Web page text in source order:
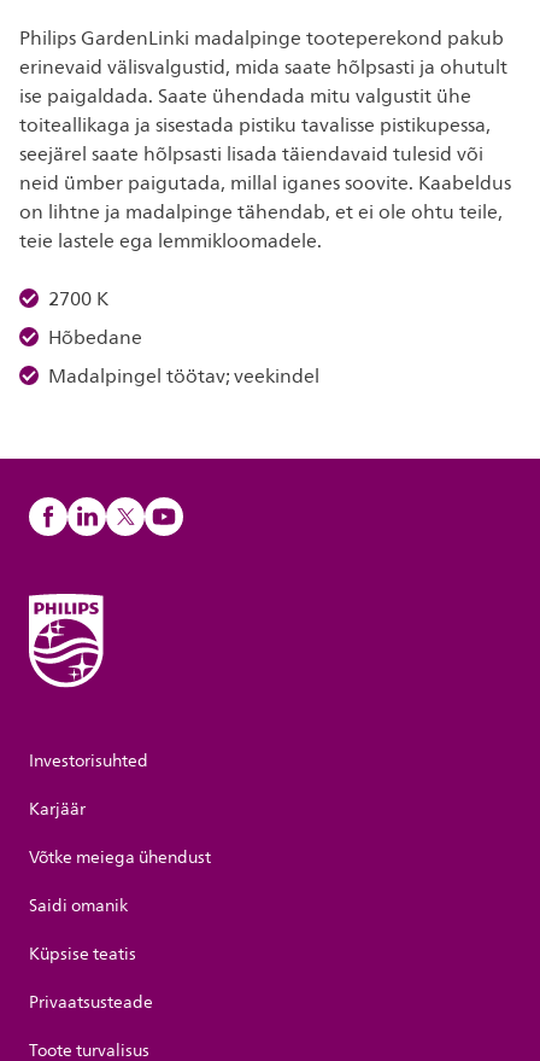
Philips GardenLinki madalpinge tooteperekond pakub
erinevaid välisvalgustid, mida saate hõlpsasti ja ohutult
ise paigaldada. Saate ühendada mitu valgustit ühe
toiteallikaga ja sisestada pistiku tavalisse pistikupessa,
seejärel saate hõlpsasti lisada täiendavaid tulesid või
neid ümber paigutada, millal iganes soovite. Kaabeldus
on lihtne ja madalpinge tähendab, et ei ole ohtu teile,
teie lastele ega lemmikloomadele.
2700 K
Hõbedane
Madalpingel töötav; veekindel
Investorisuhted
Karjäär
Võtke meiega ühendust
Saidi omanik
Küpsise teatis
Privaatsusteade
Toote turvalisus